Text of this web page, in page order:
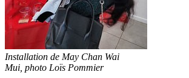
Installation de May Chan Wai
Mui, photo Loïs Pommier